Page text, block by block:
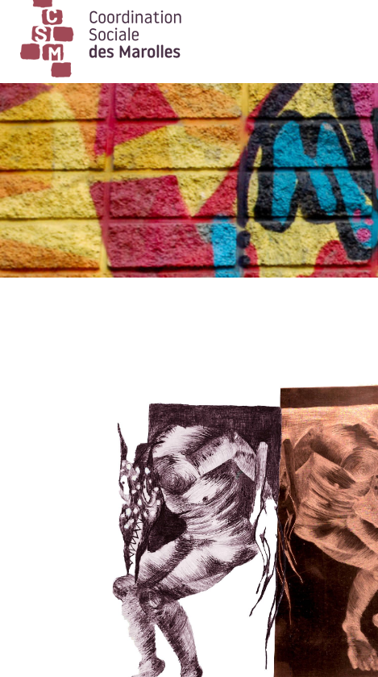
Main Navigation